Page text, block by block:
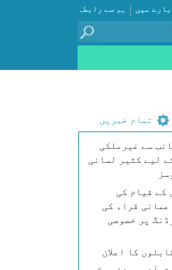
ہم سے رابطہ | میں
تمام خبریں
سے غیرملکی
لیے کثیر لسانی
کے قیام کی
عمانی قراء کی
پر خصوصی
کا اعلان